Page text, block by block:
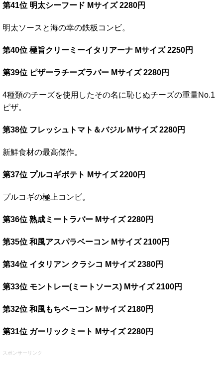
第41位 明太シーフード Mサイズ 2280円
明太ソースと海の幸の鉄板コンビ。
第40位 極旨クリーミーイタリアーナ Mサイズ 2250円
第39位 ピザーラチーズラバー Mサイズ 2280円
4種類のチーズを使用したその名に恥じぬチーズの重量No.1
ピザ。
第38位 フレッシュトマト＆バジル Mサイズ 2280円
新鮮食材の最高傑作。
第37位 プルコギポテト Mサイズ 2200円
プルコギの極上コンビ。
第36位 熟成ミートラバー Mサイズ 2280円
第35位 和風アスパラベーコン Mサイズ 2100円
第34位 イタリアン クラシコ Mサイズ 2380円
第33位 モントレー(ミートソース) Mサイズ 2100円
第32位 和風もちベーコン Mサイズ 2180円
第31位 ガーリックミート Mサイズ 2280円
スポンサーリンク